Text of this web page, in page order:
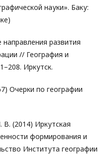
науки». Баку:
развития
// География и
Иркутск.
Очерки по географии
(2014) Иркутская
формирования и
Института географии